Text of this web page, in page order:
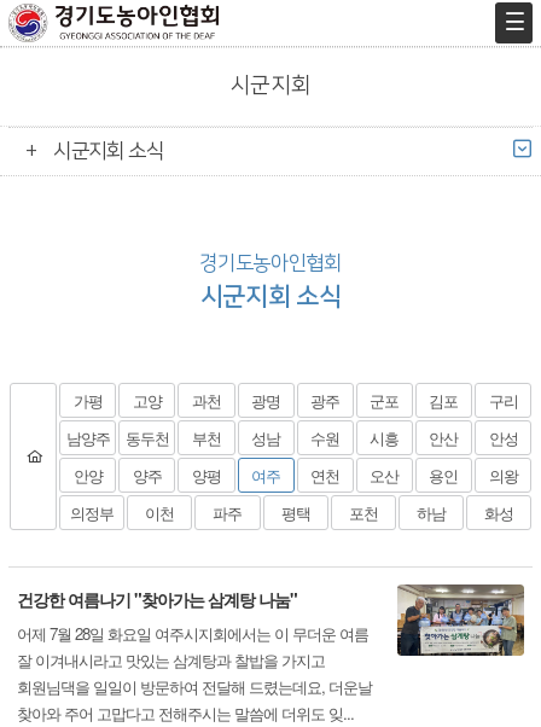
시군지회
시군지회 소식
경기도농아인협회
시군지회 소식
가평 고양 과천 광명 광주 군포 김포
구리
남양주
동두천 부천 성남 수원 시흥 안산
안성
안양
양주 양평 여주 연천 오산 용인
의왕
의정부
이천 파주 평택 포천 하남 화성
건강한 여름나기 "찾아가는 삼계탕 나눔"
어제 7월 28일 화요일 여주시지회에서는 이 무더운 여름
잘 이겨내시라고 맛있는 삼계탕과 찰밥을 가지고
회원님댁을 일일이 방문하여 전달해 드렸는데요, 더운날
찾아와 주어 고맙다고 전해주시는 말씀에 더위도 잊...